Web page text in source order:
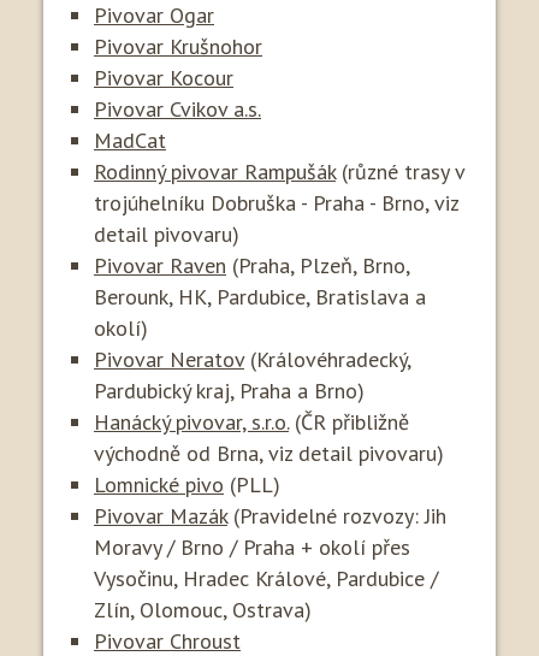
Pivovar Ogar
Pivovar Krušnohor
Pivovar Kocour
Pivovar Cvikov a.s.
MadCat
Rodinný pivovar Rampušák (různé trasy v
trojúhelníku Dobruška - Praha - Brno, viz
detail pivovaru)
Pivovar Raven (Praha, Plzeň, Brno,
Berounk, HK, Pardubice, Bratislava a
okolí)
Pivovar Neratov (Královéhradecký,
Pardubický kraj, Praha a Brno)
Hanácký pivovar, s.r.o. (ČR přibližně
východně od Brna, viz detail pivovaru)
Lomnické pivo (PLL)
Pivovar Mazák (Pravidelné rozvozy: Jih
Moravy / Brno / Praha + okolí přes
Vysočinu, Hradec Králové, Pardubice /
Zlín, Olomouc, Ostrava)
Pivovar Chroust